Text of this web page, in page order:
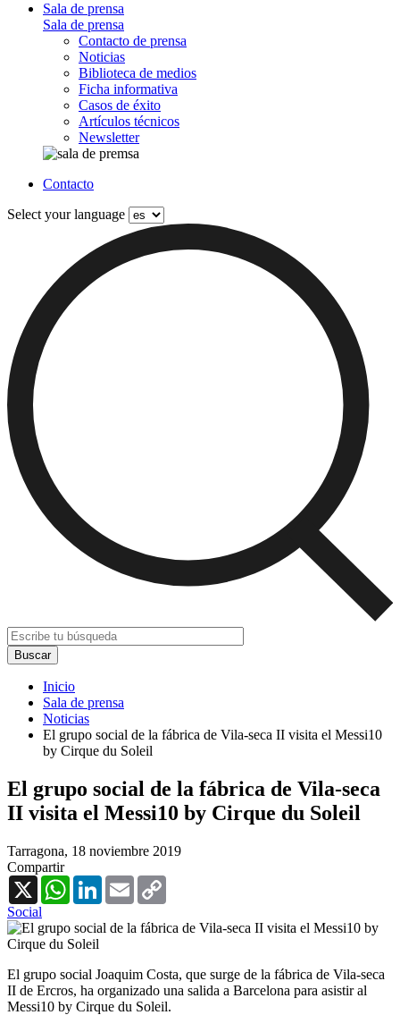
Sala de prensa
Sala de prensa
Contacto de prensa
Noticias
Biblioteca de medios
Ficha informativa
Casos de éxito
Artículos técnicos
Newsletter
Contacto
Select your language
Inicio
Sala de prensa
Noticias
El grupo social de la fábrica de Vila-seca II visita el Messi10
by Cirque du Soleil
El grupo social de la fábrica de Vila-seca
II visita el Messi10 by Cirque du Soleil
Tarragona, 18 noviembre 2019
Compartir
X
WhatsAppLinkedInEmail
Social
El grupo social Joaquim Costa, que surge de la fábrica de Vila-seca
II de Ercros, ha organizado una salida a Barcelona para asistir al
Messi10 by Cirque du Soleil.